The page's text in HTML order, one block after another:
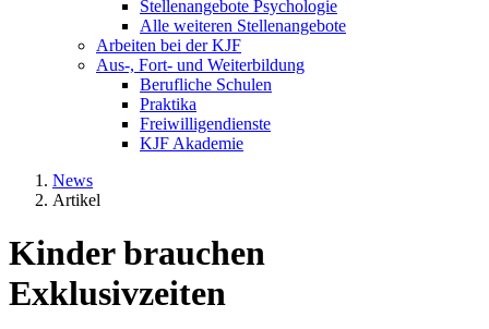
Stellenangebote Psychologie
Alle weiteren Stellenangebote
Arbeiten bei der KJF
Aus-, Fort- und Weiterbildung
Berufliche Schulen
Praktika
Freiwilligendienste
KJF Akademie
News
Artikel
Kinder brauchen
Exklusivzeiten